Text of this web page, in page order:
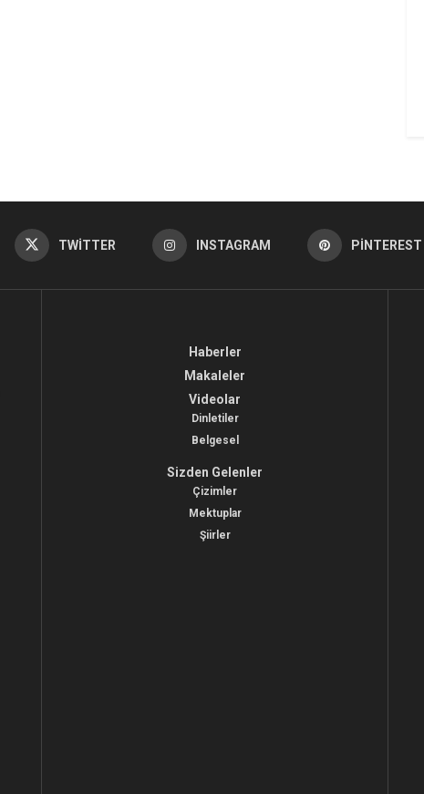
TWITTER INSTAGRAM PINTEREST
Haberler
Makaleler
Videolar
Dinletiler
Belgesel
Sizden Gelenler
Çizimler
Mektuplar
Şiirler